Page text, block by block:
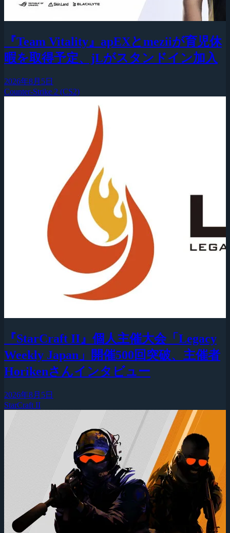
『Team Vitality』apEXとmeziiが育児休
暇を取得予定、jLがスタンドイン加入
2026年8月5日
Counter-Strike 2 (CS2)
『StarCraft II』個人主催大会「Legacy
Weekly Japan」開催500回突破、主催者
Horikenさんインタビュー
2026年8月5日
StarCraft II